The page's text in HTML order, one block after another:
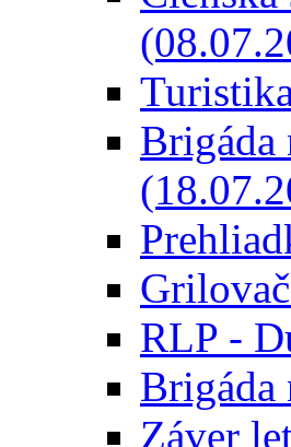
Brigáda
RLP -
Brigáda
Záver